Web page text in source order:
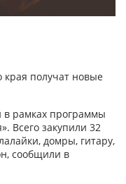
края получат новые
в рамках программы
Всего закупили 32
домры, гитару,
сообщили в